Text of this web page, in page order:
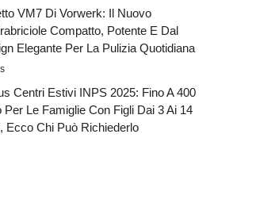
VM7 Di Vorwerk: Il Nuovo
Compatto, Potente E Dal
Elegante Per La Pulizia Quotidiana
Centri Estivi INPS 2025: Fino A 400
Per Le Famiglie Con Figli Dai 3 Ai 14
Ecco Chi Può Richiederlo